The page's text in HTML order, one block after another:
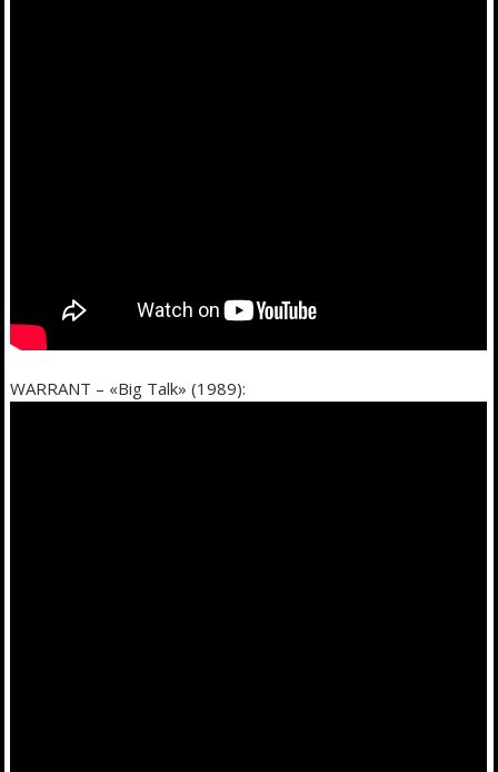
WARRANT – «Big Talk» (1989):